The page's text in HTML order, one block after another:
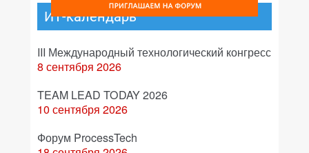
ИТ-календарь
III Международный технологический конгресс
8 сентября 2026
TEAM LEAD TODAY 2026
10 сентября 2026
Форум ProcessTech